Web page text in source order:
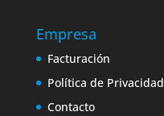
Empresa
Facturación
Política de Privacidad
Contacto